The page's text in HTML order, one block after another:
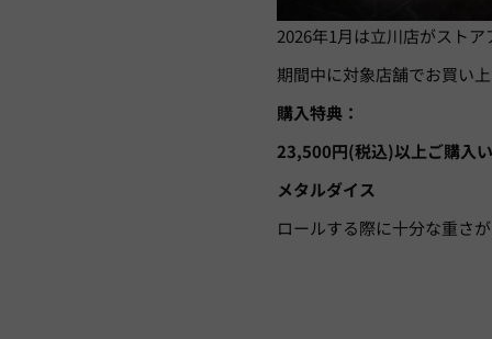
2026年1月は立川店がスト
期間中に対象店舗でお買い
購入特典：
23,500円(税込)以上ご購入
メタルダイス
ロールする際に十分な重さ